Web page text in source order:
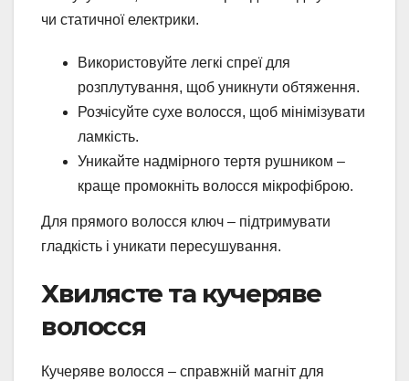
чи статичної електрики.
Використовуйте легкі спреї для
розплутування, щоб уникнути обтяження.
Розчісуйте сухе волосся, щоб мінімізувати
ламкість.
Уникайте надмірного тертя рушником –
краще промокніть волосся мікрофіброю.
Для прямого волосся ключ – підтримувати
гладкість і уникати пересушування.
Хвилясте та кучеряве
волосся
Кучеряве волосся – справжній магніт для